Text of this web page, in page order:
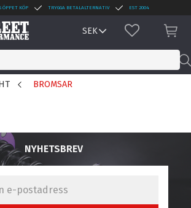
ÖPPET KÖP TRYGGA BETALALTERNATIV EST 2004
FAVORITER
BROMSAR
NYHETSBREV